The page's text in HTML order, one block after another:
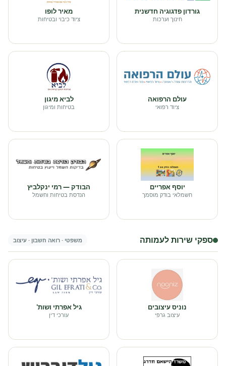
גורדון פדגוגיה חדשנית
חינוך וערכות
מאיר לופו
ציוד כיבוי ובטיחות
עולם הרפואה
ציוד רפואי
לביא מיגון
בטיחות ומיגון
יוסף אפריים
חשמלאי בודק מוסמך
הבודק — רמי ינקלביץ
הנדסת בטיחות וחשמל
ספקי שירות לעמותה משפטי · רואה חשבון · עיצוב
נוניס עיצובים
עיצוב גרפי
גיל אפרתי ושות'
עורכי דין